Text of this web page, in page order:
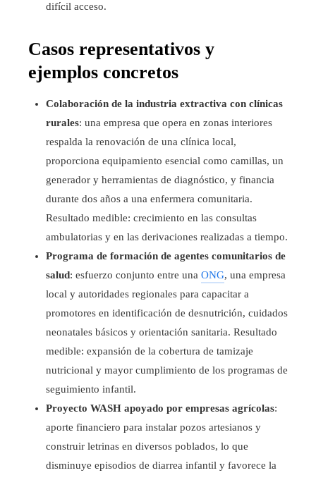
difícil acceso.
Casos representativos y
ejemplos concretos
Colaboración de la industria extractiva con clínicas
rurales: una empresa que opera en zonas interiores
respalda la renovación de una clínica local,
proporciona equipamiento esencial como camillas, un
generador y herramientas de diagnóstico, y financia
durante dos años a una enfermera comunitaria.
Resultado medible: crecimiento en las consultas
ambulatorias y en las derivaciones realizadas a tiempo.
Programa de formación de agentes comunitarios de
salud: esfuerzo conjunto entre una ONG, una empresa
local y autoridades regionales para capacitar a
promotores en identificación de desnutrición, cuidados
neonatales básicos y orientación sanitaria. Resultado
medible: expansión de la cobertura de tamizaje
nutricional y mayor cumplimiento de los programas de
seguimiento infantil.
Proyecto WASH apoyado por empresas agrícolas:
aporte financiero para instalar pozos artesianos y
construir letrinas en diversos poblados, lo que
disminuye episodios de diarrea infantil y favorece la